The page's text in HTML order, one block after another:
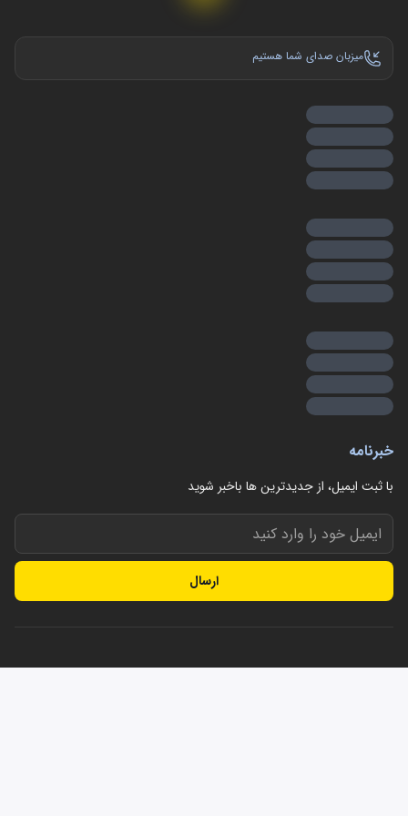
میزبان صدای شما هستیم
خبرنامه
با ثبت ایمیل، از جدید‌ترین ها با‌خبر شوید
ارسال